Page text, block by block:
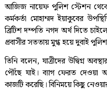
আজিজ নায়েফ পুলিশ স্টেশন
কর্মকর্তা মোহাম্মদ ইয়াকুবের
ব্রিটিশ দম্পতি নগদ অর্থ দিতে
প্রবাসীর সততায় মুগ্ধ হয়ে দুবাই
তিনি বলেন, যাত্রীদের উদ্বিগ্ন
পৌঁছে যাই। ব্যাগ ফেরত দেওয়া
কাজটি করেছি। বিনিময়ে কিছু